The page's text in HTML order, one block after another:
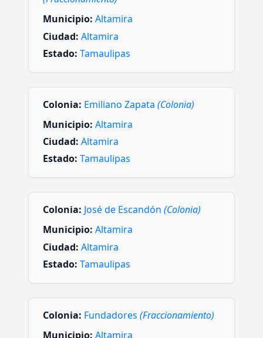
Municipio: Altamira
Ciudad: Altamira
Estado: Tamaulipas
Colonia: Emiliano Zapata (Colonia)
Municipio: Altamira
Ciudad: Altamira
Estado: Tamaulipas
Colonia: José de Escandón (Colonia)
Municipio: Altamira
Ciudad: Altamira
Estado: Tamaulipas
Colonia: Fundadores (Fraccionamiento)
Municipio: Altamira